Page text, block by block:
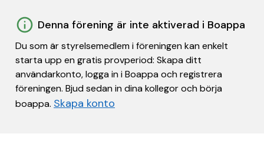
Denna förening är inte aktiverad i Boappa
Du som är styrelsemedlem i föreningen kan enkelt
starta upp en gratis provperiod: Skapa ditt
användarkonto, logga in i Boappa och registrera
föreningen. Bjud sedan in dina kollegor och börja
boappa. Skapa konto